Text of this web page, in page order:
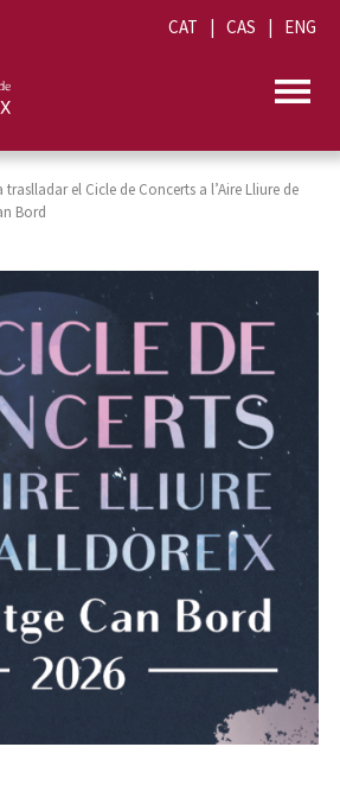
CAT CAS ENG
traslladar el Cicle de Concerts a l’Aire Lliure de
Bord